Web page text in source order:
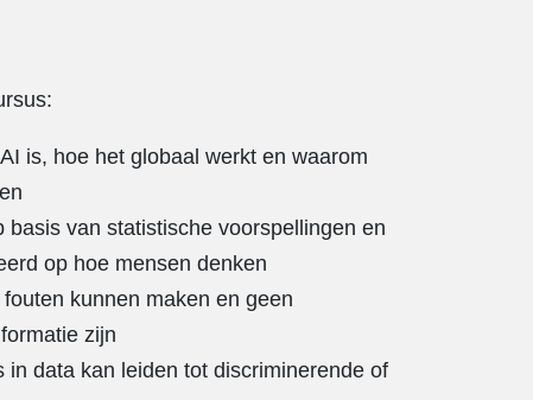
is, hoe het globaal werkt en waarom
basis van statistische voorspellingen en
op hoe mensen denken
kunnen maken en geen
zijn
in data kan leiden tot discriminerende of